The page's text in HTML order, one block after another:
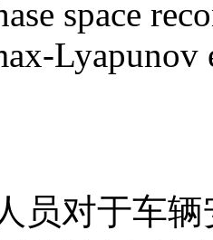
space
Lyapunov
员对于车